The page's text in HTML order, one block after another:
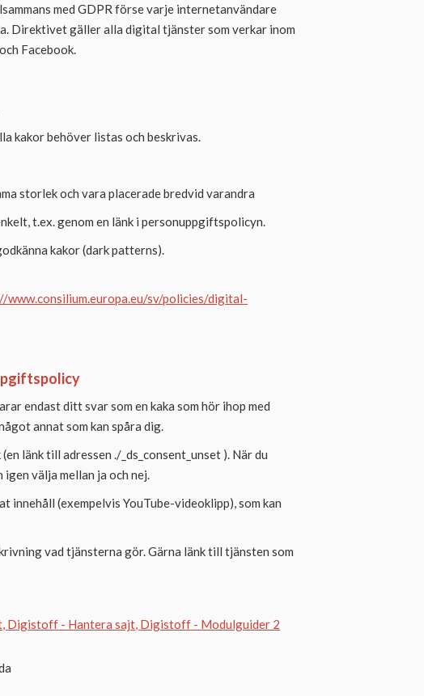
med GDPR förse varje internetanvändare
Direktivet gäller alla digital tjänster som verkar inom
Facebook.
kakor behöver listas och beskrivas.
storlek och vara placerade bredvid varandra
t.ex. genom en länk i personuppgiftspolicyn.
kakor (dark patterns).
www.consilium.europa.eu/sv/policies/digital-
endast ditt svar som en kaka som hör ihop med
annat som kan spåra dig.
länk till adressen ./_ds_consent_unset ). När du
välja mellan ja och nej.
innehåll (exempelvis YouTube-videoklipp), som kan
vad tjänsterna gör. Gärna länk till tjänsten som
Digistoff - Hantera sajt Digistoff - Modulguider 2